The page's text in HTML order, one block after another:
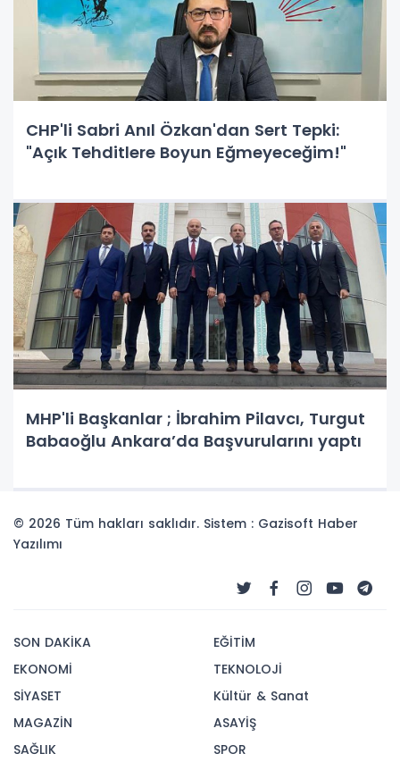
CHP'li Sabri Anıl Özkan'dan Sert Tepki:
"Açık Tehditlere Boyun Eğmeyeceğim!"
MHP'li Başkanlar ; İbrahim Pilavcı, Turgut
Babaoğlu Ankara’da Başvurularını yaptı
© 2026 Tüm hakları saklıdır. Sistem : Gazisoft Haber
Yazılımı
SON DAKİKA
EKONOMİ
SİYASET
MAGAZİN
SAĞLIK
EĞİTİM
TEKNOLOJİ
Kültür & Sanat
ASAYİŞ
SPOR